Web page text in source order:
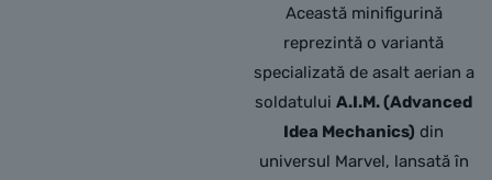
Această minifigurină
reprezintă o variantă
specializată de asalt aerian a
soldatuluiA.I.M. (Advanced
Idea Mechanics) din
universul Marvel, lansată în